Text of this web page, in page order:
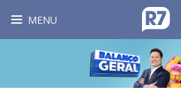
MENU